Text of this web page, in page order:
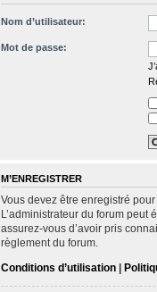
Nom d’utilisateur:
Mot de passe:
M’ENREGISTRER
Vous devez être enregistré
L’administrateur du forum peut
assurez-vous d’avoir pris
règlement du forum.
Conditions d’utilisation |